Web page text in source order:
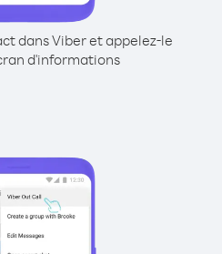
dans Viber et appelez-le
d'informations